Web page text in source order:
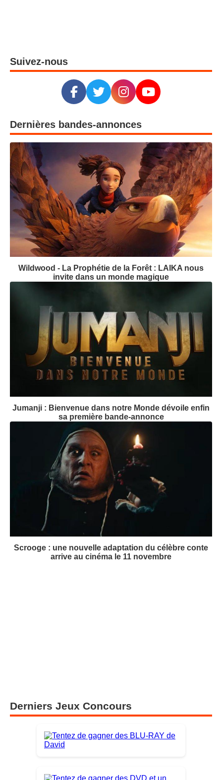
Suivez-nous
Dernières bandes-annonces
Wildwood - La Prophétie de la Forêt : LAIKA nous
invite dans un monde magique
Jumanji : Bienvenue dans notre Monde dévoile enfin
sa première bande-annonce
Scrooge : une nouvelle adaptation du célèbre conte
arrive au cinéma le 11 novembre
Derniers Jeux Concours